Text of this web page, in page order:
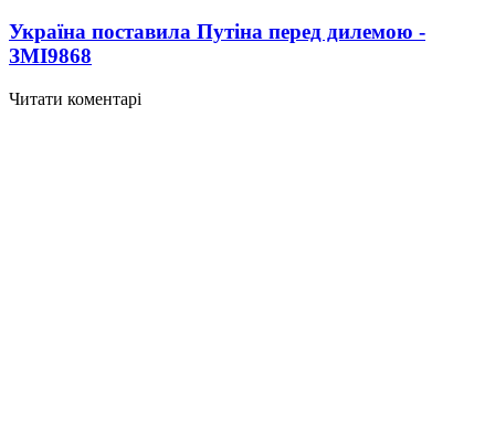
Україна поставила Путіна перед дилемою -
ЗМІ9868
Читати коментарі